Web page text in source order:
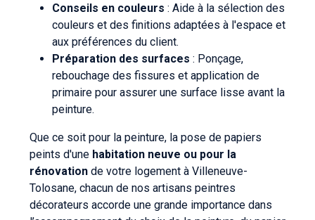
Conseils en couleurs : Aide à la sélection des
couleurs et des finitions adaptées à l'espace et
aux préférences du client.
Préparation des surfaces : Ponçage,
rebouchage des fissures et application de
primaire pour assurer une surface lisse avant la
peinture.
Que ce soit pour la peinture, la pose de papiers
peints d'une habitation neuve ou pour la
rénovation de votre logement à Villeneuve-
Tolosane, chacun de nos artisans peintres
décorateurs accorde une grande importance dans